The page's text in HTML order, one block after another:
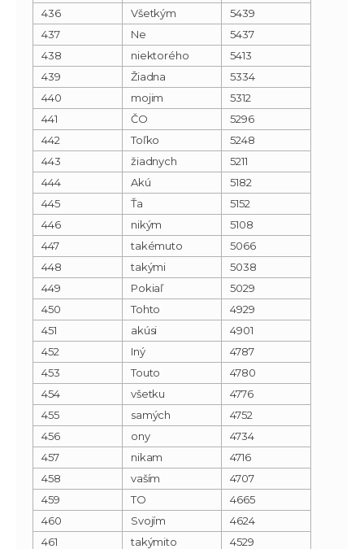
436 Všetkým
5439
437
Ne
5437
438
niektorého
5413
439
Žiadna
5334
440
mojim
5312
441
ČO
5296
442
Toľko
5248
443
žiadnych
5211
444
Akú
5182
445
Ťa
5152
446
nikým
5108
447
takémuto
5066
448
takými
5038
449
Pokiaľ
5029
450
Tohto
4929
451
akúsi
4901
452
Iný
4787
453
Touto
4780
454
všetku
4776
455
samých
4752
456
ony
4734
457
nikam
4716
458
vaším
4707
459
TO
4665
460
Svojím
4624
461
takýmito
4529